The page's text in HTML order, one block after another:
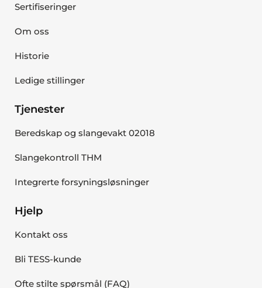
Sertifiseringer
Om oss
Historie
Ledige stillinger
Tjenester
Beredskap og slangevakt 02018
Slangekontroll THM
Integrerte forsyningsløsninger
Hjelp
Kontakt oss
Bli TESS-kunde
Ofte stilte spørsmål (FAQ)